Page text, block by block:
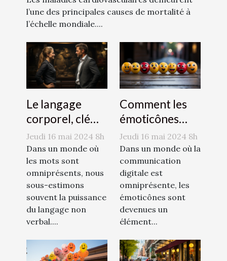
l’une des principales causes de mortalité à
l’échelle mondiale....
Le langage
corporel, clé
d'une
communication
efficace
Jeudi 16 mai 2024 8h
Dans un monde où
les mots sont
omniprésents, nous
sous-estimons
souvent la puissance
du langage non
verbal....
Comment les
émoticônes
révolutionnent
la
communication
Jeudi 16 mai 2024 8h
Dans un monde où la
communication
digitale est
omniprésente, les
émoticônes sont
devenues un
élément...